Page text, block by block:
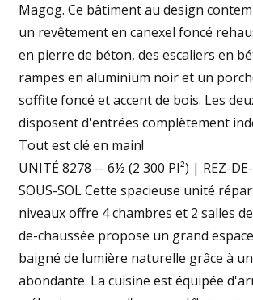
Magog. Ce bâtiment au design
un revêtement en canexel foncé
en pierre de béton, des escaliers en
rampes en aluminium noir et un
soffite foncé et accent de bois. Les
disposent d'entrées complètement
Tout est clé en main!
UNITÉ 8278 -- 6½ (2 300 PI²) | REZ-DE-
SOUS-SOL Cette spacieuse unité
niveaux offre 4 chambres et 2 salles
de-chaussée propose un grand
baigné de lumière naturelle grâce à
abondante. La cuisine est équipée